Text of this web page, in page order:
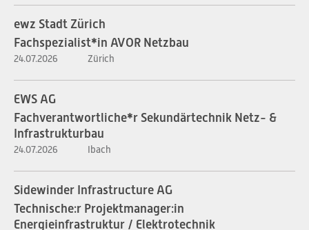
ewz Stadt Zürich
Fachspezialist*in AVOR Netzbau
24.07.2026 Zürich
EWS AG
Fachverantwortliche*r Sekundärtechnik Netz- &
Infrastrukturbau
24.07.2026 Ibach
Sidewinder Infrastructure AG
Technische:r Projektmanager:in
Energieinfrastruktur / Elektrotechnik